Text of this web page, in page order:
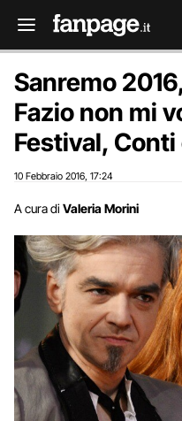
Sanremo
Fazio non mi
Festival, Conti
10 Febbraio 2016 17:24
A cura di Valeria Morini